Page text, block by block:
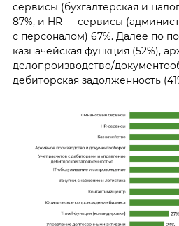
сервисы (бухгалтерская и
87%, и HR — сервисы
с персоналом) 67%. Далее по
казначейская функция (52%),
делопроизводство/
дебиторская задолженность